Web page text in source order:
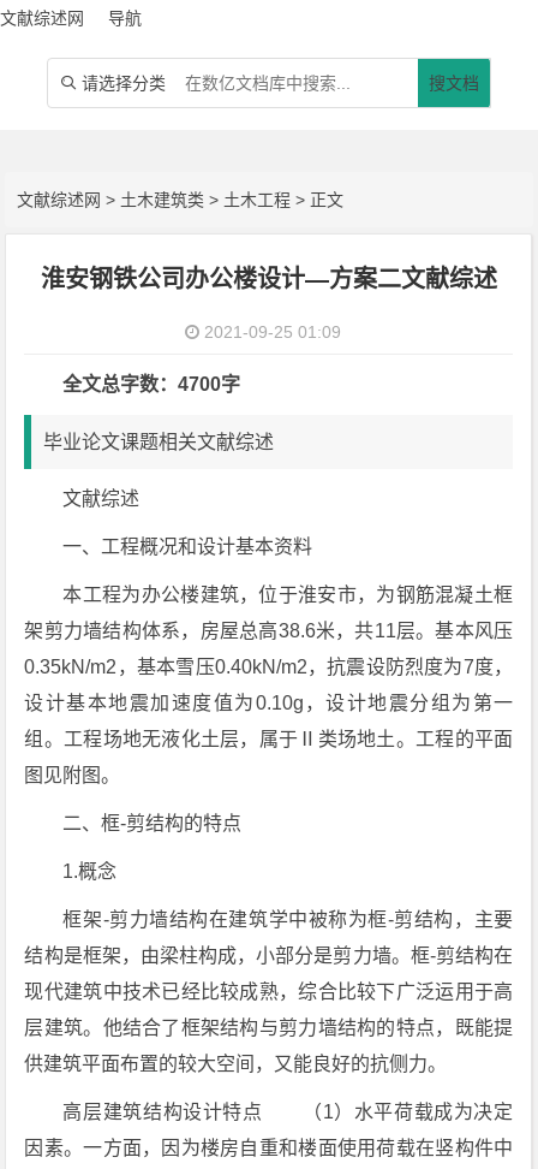
文献综述网 导航
 请选择分类 搜文档
文献综述网 > 土木建筑类 > 土木工程 > 正文
淮安钢铁公司办公楼设计—方案二文献综述
2021-09-25 01:09
全文总字数：4700字
毕业论文课题相关文献综述
文献综述
一、工程概况和设计基本资料
本工程为办公楼建筑，位于淮安市，为钢筋混凝土框
架剪力墙结构体系，房屋总高38.6米，共11层。基本风压
0.35kN/m2，基本雪压0.40kN/m2，抗震设防烈度为7度，
设计基本地震加速度值为0.10g，设计地震分组为第一
组。工程场地无液化土层，属于Ⅱ类场地土。工程的平面
图见附图。
二、框-剪结构的特点
1.概念
框架-剪力墙结构在建筑学中被称为框-剪结构，主要
结构是框架，由梁柱构成，小部分是剪力墙。框-剪结构在
现代建筑中技术已经比较成熟，综合比较下广泛运用于高
层建筑。他结合了框架结构与剪力墙结构的特点，既能提
供建筑平面布置的较大空间，又能良好的抗侧力。
高层建筑结构设计特点 （1）水平荷载成为决定
因素。一方面，因为楼房自重和楼面使用荷载在竖构件中